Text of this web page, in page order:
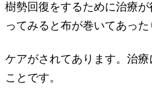
樹勢回復をするために治療
ってみると布が巻いてあった
ケアがされてあります。治
ことです。